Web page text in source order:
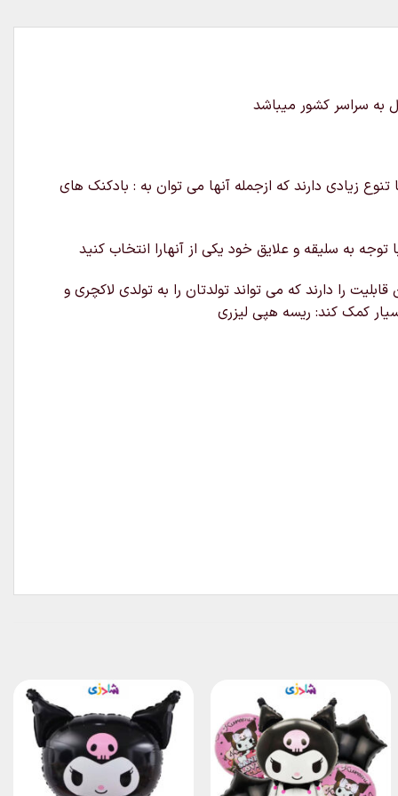
زیادی دارند که ازجمله آنها می توان به : بادکنک های
به سلیقه و علایق خود یکی از آنهارا انتخاب کنید
را دارند که می تواند تولدتان را به تولدی لاکچری و
کمک کند: ریسه هپی لیزری